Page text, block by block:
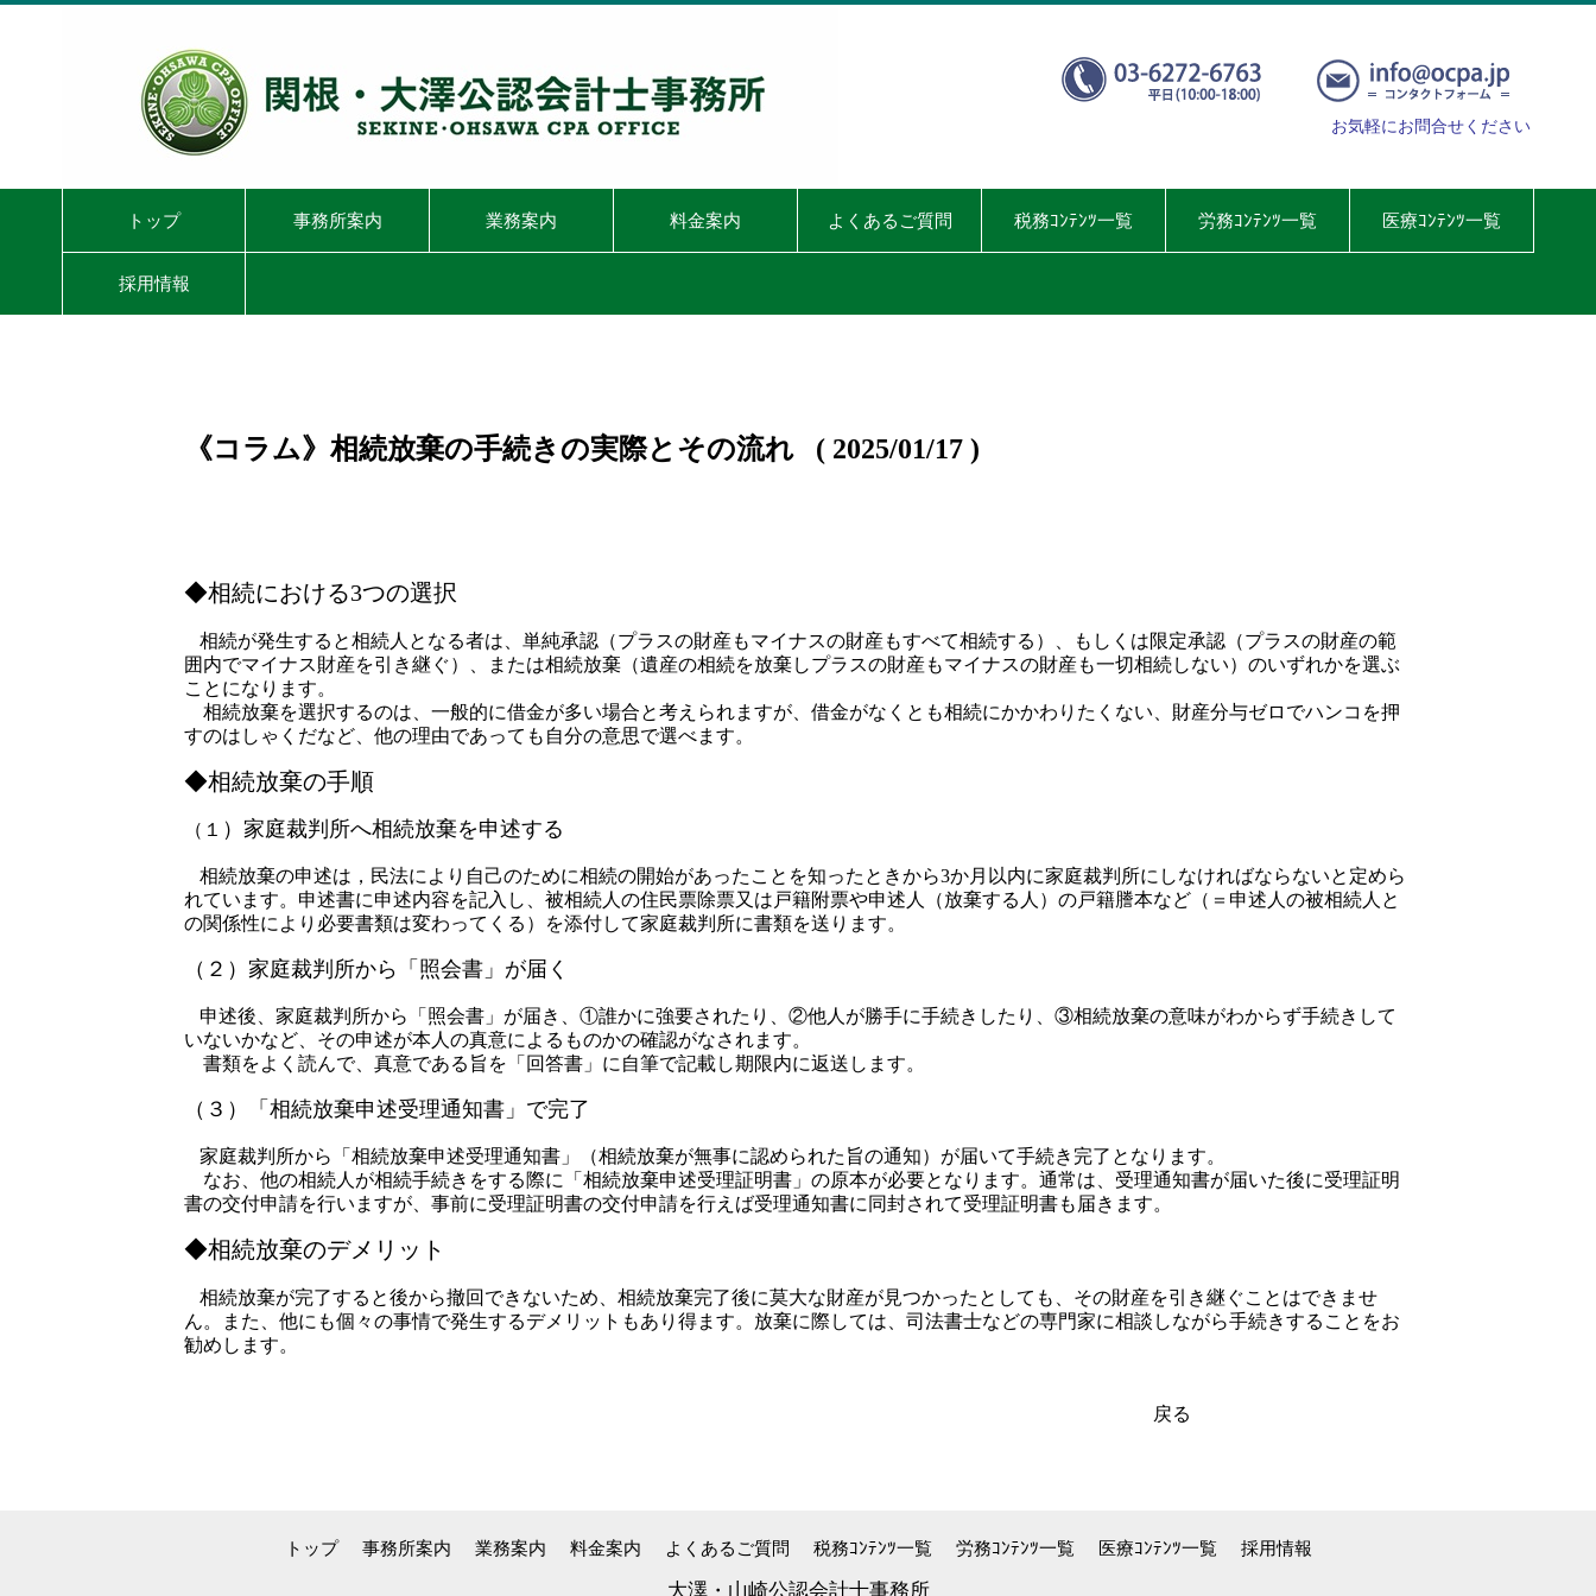
お気軽にお問合せください
トップ 事務所案内 業務案内 料金案内 よくあるご質問 税務ｺﾝﾃﾝﾂ一覧 労務ｺﾝﾃﾝﾂ一覧 医療ｺﾝﾃﾝﾂ一覧
採用情報
《コラム》相続放棄の手続きの実際とその流れ ( 2025/01/17 )
◆相続における3つの選択
相続が発生すると相続人となる者は、単純承認（プラスの財産もマイナスの財産もすべて相続する）、もしくは限定承認（プラスの財産の範
囲内でマイナス財産を引き継ぐ）、または相続放棄（遺産の相続を放棄しプラスの財産もマイナスの財産も一切相続しない）のいずれかを選ぶ
ことになります。
相続放棄を選択するのは、一般的に借金が多い場合と考えられますが、借金がなくとも相続にかかわりたくない、財産分与ゼロでハンコを押
すのはしゃくだなど、他の理由であっても自分の意思で選べます。
◆相続放棄の手順
（１ ）家庭裁判所へ相続放棄を申述する
相続放棄の申述は，民法により自己のために相続の開始があったことを知ったときから3か月以内に家庭裁判所にしなければならないと定めら
れています。申述書に申述内容を記入し、被相続人の住民票除票又は戸籍附票や申述人（放棄する人）の戸籍謄本など（＝申述人の被相続人と
の関係性により必要書類は変わってくる）を添付して家庭裁判所に書類を送ります。
（２）家庭裁判所から「照会書」が届く
申述後、家庭裁判所から「照会書」が届き、①誰かに強要されたり、②他人が勝手に手続きしたり、③相続放棄の意味がわからず手続きして
いないかなど、その申述が本人の真意によるものかの確認がなされます。
書類をよく読んで、真意である旨を「回答書」に自筆で記載し期限内に返送します。
（３）「相続放棄申述受理通知書」で完了
家庭裁判所から「相続放棄申述受理通知書」（相続放棄が無事に認められた旨の通知）が届いて手続き完了となります。
なお、他の相続人が相続手続きをする際に「相続放棄申述受理証明書」の原本が必要となります。通常は、受理通知書が届いた後に受理証明
書の交付申請を行いますが、事前に受理証明書の交付申請を行えば受理通知書に同封されて受理証明書も届きます。
◆相続放棄のデメリット
相続放棄が完了すると後から撤回できないため、相続放棄完了後に莫大な財産が見つかったとしても、その財産を引き継ぐことはできませ
ん。また、他にも個々の事情で発生するデメリットもあり得ます。放棄に際しては、司法書士などの専門家に相談しながら手続きすることをお
勧めします。
戻る
トップ 事務所案内 業務案内 料金案内 よくあるご質問 税務ｺﾝﾃﾝﾂ一覧 労務ｺﾝﾃﾝﾂ一覧 医療ｺﾝﾃﾝﾂ一覧 採用情報
大澤・山崎公認会計士事務所